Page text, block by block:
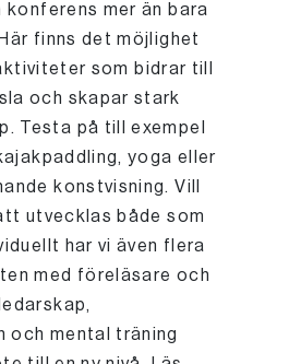
konferens mer än bara
finns det möjlighet
som bidrar till
och skapar stark
Testa på till exempel
yoga eller
konstvisning. Vill
utvecklas både som
har vi även flera
med föreläsare och
och mental träning